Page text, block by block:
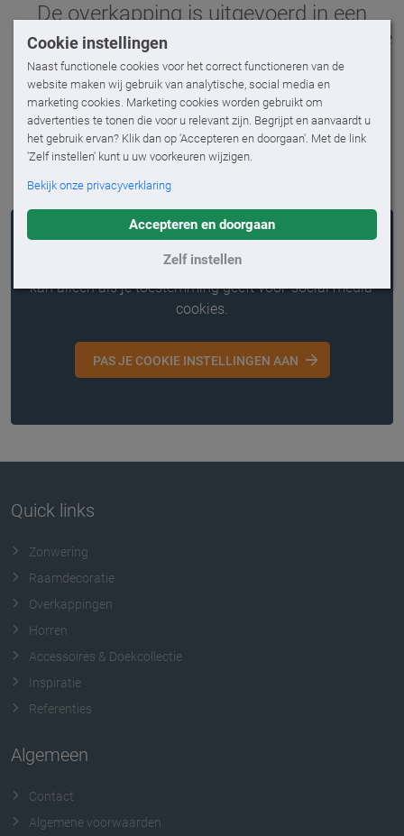
Cookie instellingen
Naast functionele cookies voor het correct functioneren van de
website maken wij gebruik van analytische, social media en
marketing cookies. Marketing cookies worden gebruikt om
advertenties te tonen die voor u relevant zijn. Begrijpt en aanvaardt u
het gebruik ervan? Klik dan op 'Accepteren en doorgaan'. Met de link
'Zelf instellen' kunt u uw voorkeuren wijzigen.
Bekijk onze privacyverklaring
Accepteren en doorgaan
Zelf instellen
De overkapping is uitgevoerd in een
moderne antraciete kleur (RAL 7016). De
zonwering heeft een uni kleur doek.
Daarnaast is de overkapping voorzien
van ingebouwde verlichting en is een
terrasheater toegevoegd. Dit alles is te
bedienen met één afstandbediening.
We willen je hier graag een video laten zien, maar dat
kan alleen als je toestemming geeft voor 'social media'
cookies.
PAS JE COOKIE INSTELLINGEN AAN
Quick links
Zonwering
Raamdecoratie
Overkappingen
Horren
Accessoires & Doekcollectie
Inspiratie
Referenties
Algemeen
Contact
Algemene voorwaarden